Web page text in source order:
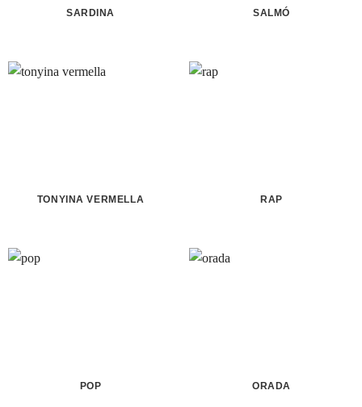
SARDINA SALMÓ
TONYINA VERMELLA RAP
POP ORADA